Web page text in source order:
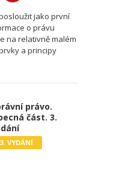
jako první
o právu
na relativně malém
a principy
právo.
část. 3.
3. VYDÁNÍ